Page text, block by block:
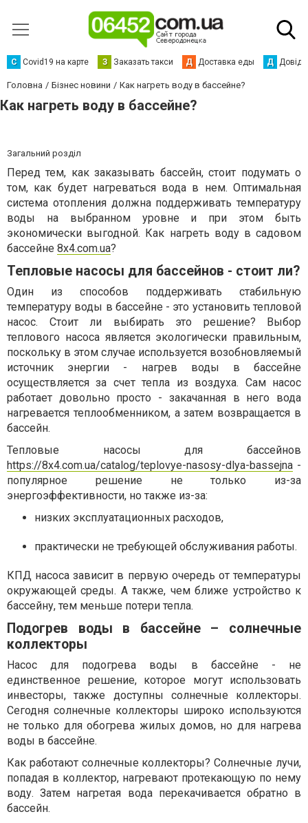
С Сovid19 на карте З Заказать такси Д Доставка еды Д
Головна Бізнес новини Как нагреть воду в бассейне?
Как нагреть воду в бассейне?
Загальний розділ
Перед тем, как заказывать бассейн, стоит подумать о
том, как будет нагреваться вода в нем. Оптимальная
система отопления должна поддерживать температуру
воды на выбранном уровне и при этом быть
экономически выгодной. Как нагреть воду в садовом
бассейне 8x4.com.ua?
Тепловые насосы для бассейнов - стоит ли?
Один из способов поддерживать стабильную
температуру воды в бассейне - это установить тепловой
насос. Стоит ли выбирать это решение? Выбор
теплового насоса является экологически правильным,
поскольку в этом случае используется возобновляемый
источник энергии - нагрев воды в бассейне
осуществляется за счет тепла из воздуха. Сам насос
работает довольно просто - закачанная в него вода
нагревается теплообменником, а затем возвращается в
бассейн.
Тепловые насосы для бассейнов
https://8x4.com.ua/catalog/teplovye-nasosy-dlya-bassejna -
популярное решение не только из-за
энергоэффективности, но также из-за:
низких эксплуатационных расходов,
практически не требующей обслуживания работы.
КПД насоса зависит в первую очередь от температуры
окружающей среды. А также, чем ближе устройство к
бассейну, тем меньше потери тепла.
Подогрев воды в бассейне – солнечные
коллекторы
Насос для подогрева воды в бассейне - не
единственное решение, которое могут использовать
инвесторы, также доступны солнечные коллекторы.
Сегодня солнечные коллекторы широко используются
не только для обогрева жилых домов, но для нагрева
воды в бассейне.
Как работают солнечные коллекторы? Солнечные лучи,
попадая в коллектор, нагревают протекающую по нему
воду. Затем нагретая вода перекачивается обратно в
бассейн.